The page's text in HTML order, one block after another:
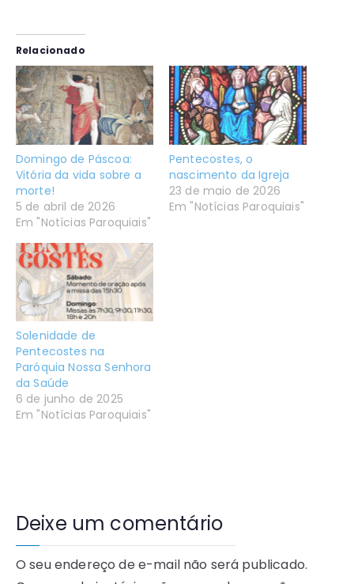
Relacionado
Domingo de Páscoa:
Vitória da vida sobre a
morte!
5 de abril de 2026
Em "Notícias Paroquiais"
Pentecostes, o
nascimento da Igreja
23 de maio de 2026
Em "Notícias Paroquiais"
Solenidade de
Pentecostes na
Paróquia Nossa Senhora
da Saúde
6 de junho de 2025
Em "Notícias Paroquiais"
Deixe um comentário
O seu endereço de e-mail não será publicado.